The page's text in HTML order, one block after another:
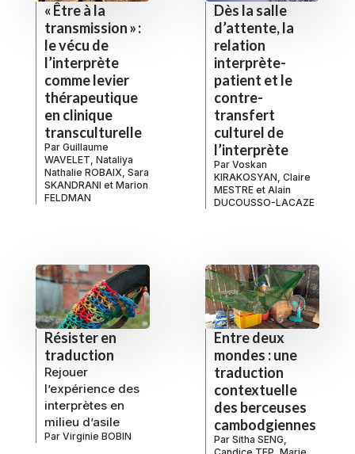
« Être à la
transmission » :
le vécu de
l’interprète
comme levier
thérapeutique
en clinique
transculturelle
Par Guillaume
WAVELET Nataliya
Nathalie ROBAIX Sara
SKANDRANI et Marion
FELDMAN
Dès la salle
d’attente, la
relation
interprète-
patient et le
contre-
transfert
culturel de
l’interprète
Par Voskan
KIRAKOSYAN Claire
MESTRE et Alain
DUCOUSSO-LACAZE
Résister en
traduction
Rejouer
l’expérience des
interprètes en
milieu d’asile
Par Virginie BOBIN
Entre deux
mondes : une
traduction
contextuelle
des berceuses
cambodgiennes
Par Sitha SENG